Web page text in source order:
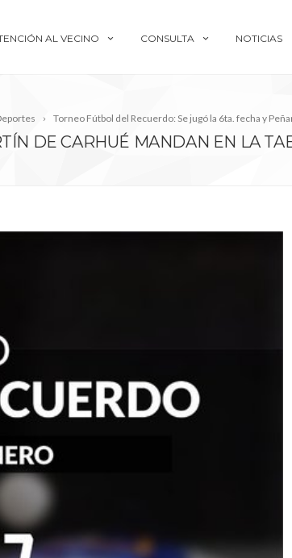
AL VECINO CONSULTA NOTICIAS
Torneo Fútbol del Recuerdo: Se jugó la 6ta. fecha y
DE CARHUÉ MANDAN EN LA